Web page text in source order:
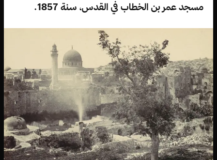
مسجد عمر بن الخطاب في القدس، سنة 1857.